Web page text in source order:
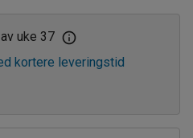
uke 37
kortere leveringstid